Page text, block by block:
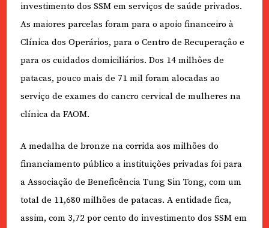
investimento dos SSM em serviços de saúde privados.
As maiores parcelas foram para o apoio financeiro à
Clínica dos Operários, para o Centro de Recuperação e
para os cuidados domiciliários. Dos 14 milhões de
patacas, pouco mais de 71 mil foram alocadas ao
serviço de exames do cancro cervical de mulheres na
clínica da FAOM.
A medalha de bronze na corrida aos milhões do
financiamento público a instituições privadas foi para
a Associação de Beneficência Tung Sin Tong, com um
total de 11,680 milhões de patacas. A entidade fica,
assim, com 3,72 por cento do investimento dos SSM em